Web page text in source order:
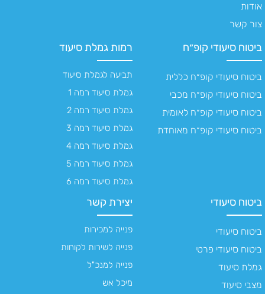
אודות
צור קשר
ביטוח סיעודי
ביטוח סיעודי
ביטוח סיעודי פרטי
גמלת סיעוד
מצבי סיעוד
ביטוח סיעודי קופ״ח
ביטוח סיעודי קופ״ח כללית
ביטוח סיעודי קופ״ח מכבי
ביטוח סיעודי קופ״ח לאומית
ביטוח סיעודי קופ״ח מאוחדת
רמות גמלת סיעוד
תביעה לגמלת סיעוד
גמלת סיעוד רמה 1
גמלת סיעוד רמה 2
גמלת סיעוד רמה 3
גמלת סיעוד רמה 4
גמלת סיעוד רמה 5
גמלת סיעוד רמה 6
יצירת קשר
פנייה למכירות
פנייה לשירות לקוחות
פנייה למנכ"ל
מיכל אש